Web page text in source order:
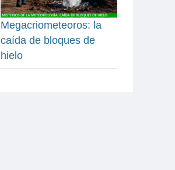
Megacriometeoros: la
caída de bloques de
hielo